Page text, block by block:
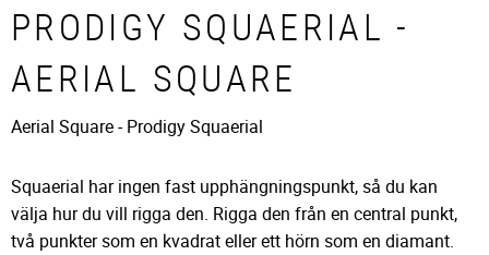
PRODIGY SQUAERIAL -
AERIAL SQUARE
Aerial Square - Prodigy Squaerial
Squaerial har ingen fast upphängningspunkt, så du kan
välja hur du vill rigga den. Rigga den från en central punkt,
två punkter som en kvadrat eller ett hörn som en diamant.